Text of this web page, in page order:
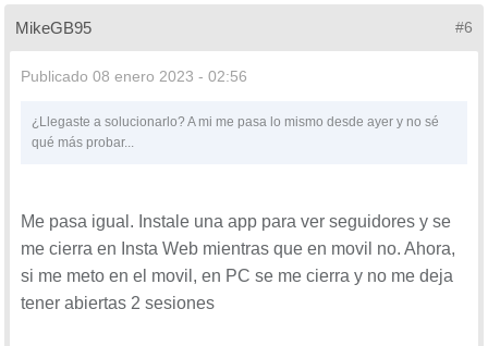
MikeGB95 #6
Publicado 08 enero 2023 - 02:56
¿Llegaste a solucionarlo? A mi me pasa lo mismo desde ayer y no sé
qué más probar...
Me pasa igual. Instale una app para ver seguidores y se
me cierra en Insta Web mientras que en movil no. Ahora,
si me meto en el movil, en PC se me cierra y no me deja
tener abiertas 2 sesiones